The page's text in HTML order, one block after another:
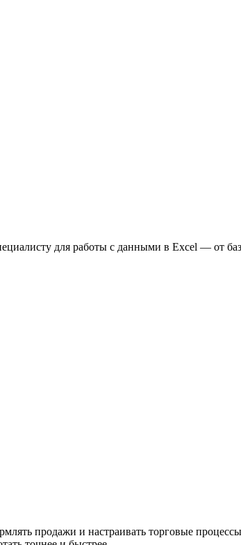
для работы с данными в Excel — от
продажи и настраивать торговые